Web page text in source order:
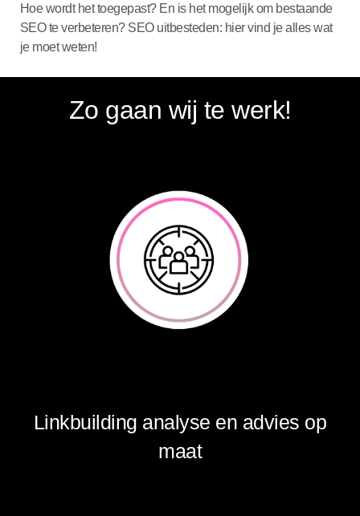
Hoe wordt het toegepast? En is het mogelijk om bestaande
SEO te verbeteren? SEO uitbesteden: hier vind je alles wat
je moet weten!
Zo gaan wij te werk!
Linkbuilding analyse en advies op
maat